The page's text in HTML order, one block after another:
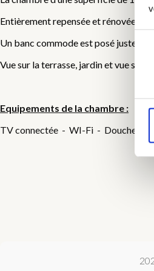
Entièrement repensée et rénovée à
Un banc commode est posé juste
Vue sur la terrasse, jardin et vue sur
Equipements de la chambre :
TV connectée - WI-Fi - Douche à